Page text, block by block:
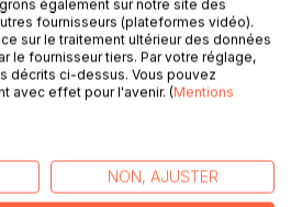
douter de la demande qu'elle lui
tard.
d'une soumise qui évolue dans
années.
également sur notre site des
fournisseurs (plateformes vidéo).
sur le traitement ultérieur des données
le fournisseur tiers. Par votre réglage,
décrits ci-dessus. Vous pouvez
avec effet pour l'avenir. (Mentions
NON, AJUSTER